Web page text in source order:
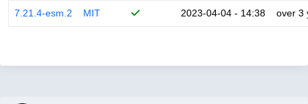
7.21.4-esm.2 MIT 2023-04-04 - 14:38 over 3